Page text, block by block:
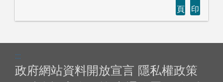
頁
印
:::
政府網站資料開放宣言 隱私權政策